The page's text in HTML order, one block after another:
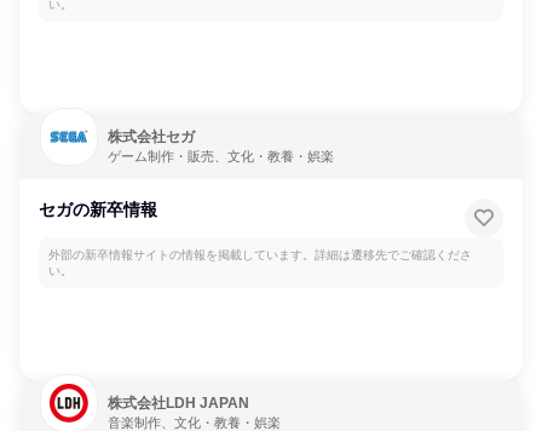
い。
株式会社セガ
ゲーム制作・販売、文化・教養・娯楽
セガの新卒情報
外部の新卒情報サイトの情報を掲載しています。詳細は遷移先でご確認くださ
い。
株式会社LDH JAPAN
音楽制作、文化・教養・娯楽